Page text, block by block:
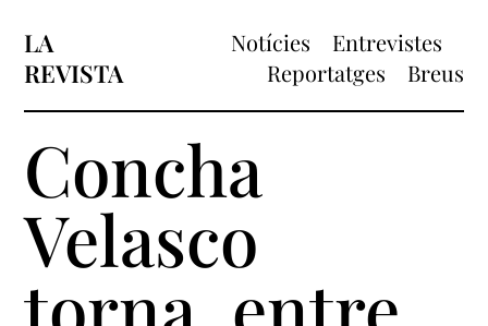
LA
REVISTA
Notícies
Entrevistes
Reportatges
Breus
Concha
Velasco